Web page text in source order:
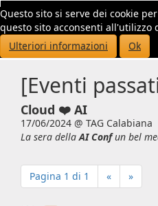
Questo sito si serve dei cookie
questo sito acconsenti all'utilizzo
Ulteriori informazioni
Ok
[Eventi
Cloud ❤️ AI
17/06/2024 @ TAG Calabiana
La sera dellaAI Confun bel
Pagina 1 di 1 « »